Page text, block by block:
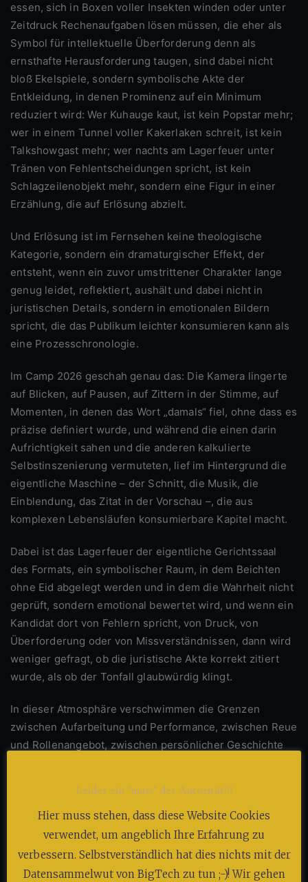
essen, sich in Boxen voller Insekten winden oder unter
Zeitdruck Rechenaufgaben lösen müssen, die eher als
Symbol für intellektuelle Überforderung denn als
ernsthafte Herausforderung taugen, sind dabei nicht
bloß Ekelspiele, sondern symbolische Akte der
Entkleidung, in denen Prominenz auf ein Minimum
reduziert wird: Wer Kuhauge kaut, ist kein Popstar mehr;
wer in einem Tunnel voller Kakerlaken schreit, ist kein
Talkshowgast mehr; wer nachts am Lagerfeuer unter
Tränen von Fehlentscheidungen spricht, ist kein
Schlagzeilenobjekt mehr, sondern eine Figur in einer
Erzählung, die auf Erlösung abzielt.
Und Erlösung ist im Fernsehen keine theologische
Kategorie, sondern ein dramaturgischer Effekt, der
entsteht, wenn ein zuvor umstrittener Charakter lange
genug leidet, reflektiert, aushält und dabei nicht in
juristischen Details, sondern in emotionalen Bildern
spricht, die das Publikum leichter konsumieren kann als
eine Prozesschronologie.
Im Camp 2026 geschah genau das: Die Kamera lingerte
auf Blicken, auf Pausen, auf Zittern in der Stimme, auf
Momenten, in denen das Wort „damals“ fiel, ohne dass es
präzise definiert wurde, und während die einen darin
Aufrichtigkeit sahen und die anderen kalkulierte
Selbstinszenierung vermuteten, lief im Hintergrund die
eigentliche Maschine – der Schnitt, die Musik, die
Einblendung, das Zitat in der Vorschau –, die aus
komplexen Lebensläufen konsumierbare Kapitel macht.
Dabei ist das Lagerfeuer der eigentliche Gerichtssaal
des Formats, ein symbolischer Raum, in dem Beichten
ohne Eid abgelegt werden und in dem die Wahrheit nicht
geprüft, sondern emotional bewertet wird, und wenn ein
Kandidat dort von Fehlern spricht, von Druck, von
Überforderung oder von Missverständnissen, dann wird
weniger gefragt, ob die juristische Akte korrekt zitiert
wurde, als ob der Tonfall glaubwürdig klingt.
In dieser Atmosphäre verschwimmen die Grenzen
zwischen Aufarbeitung und Performance, zwischen Reue
und Rollenangebot, zwischen persönlicher Geschichte
erlaubt es, dass Zuschauer projizieren, vergeben,
zweifeln oder jubeln, ohne sich mit den komplizierten
Details eines realen Verfahrens auseinandersetzen zu
müssen.
Leider ein "muss" der Autorität!!!
Hier muss stehen, dass diese Website Cookies
verwendet, um angeblich Ihre Erfahrung zu
verbessern. Selbstverständlich hat dies nichts mit der
Datensammelwut von BigTech zu tun ;-)! Wir gehen